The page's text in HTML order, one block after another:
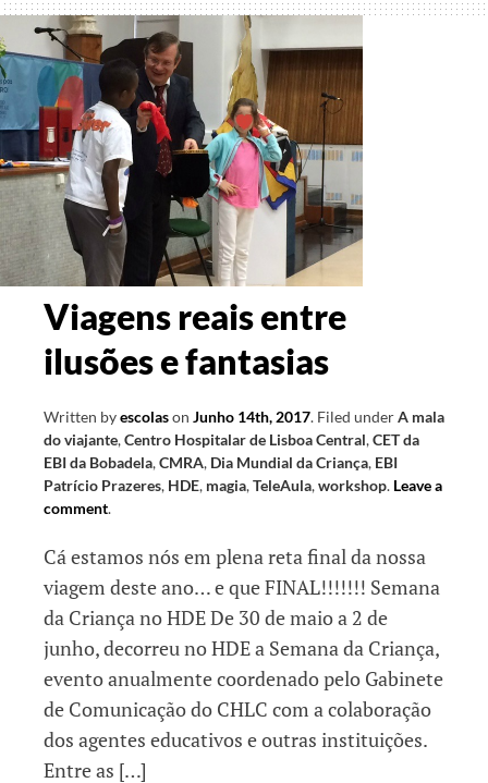
Património
Cultural
Viagens reais entre
ilusões e fantasias
Written byescolason Junho 14th, 2017. Filed underA mala
do viajante,Centro Hospitalar de Lisboa Central,CET da
EBI da Bobadela,CMRA, Dia Mundial da Criança, EBI
Patrício Prazeres, HDE, magia,TeleAula,workshop. Leave a
comment.
Cá estamos nós em plena reta final da nossa
viagem deste ano… e que FINAL!!!!!!! Semana
da Criança no HDE De 30 de maio a 2 de
junho, decorreu no HDE a Semana da Criança,
evento anualmente coordenado pelo Gabinete
de Comunicação do CHLC com a colaboração
dos agentes educativos e outras instituições.
Entre as […]